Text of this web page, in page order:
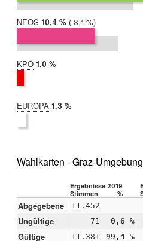
NEOS 2019:
10,4 %
2014:
13,5 %
Differenz:
-3,1 %
KPÖ 2019:
1,0 %
EUROPA 2019:
1,3 %
Wahlkarten - Graz-Umgebung
Ergebnisse 2019
Stimmen
%
Abgegebene 11.452
Ungültige 71 0,6 %
Gültige 11.381 99,4 %